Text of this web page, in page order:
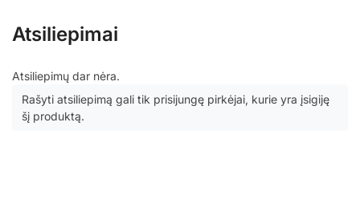
Atsiliepimai
Atsiliepimų dar nėra.
Rašyti atsiliepimą gali tik prisijungę pirkėjai, kurie yra įsigiję
šį produktą.